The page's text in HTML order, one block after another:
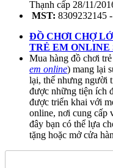
Thạnh cấp 28/11/
MST: 8309232145
ĐỒ CHƠI CHỢ
TRẺ EM
Mua hàng đồ chơi
em online) mang lại
lại, thế nhưng người
được những tiện ích
được triển khai với
online, nơi cung cấp
đây bạn có thể lựa
tặng hoặc mở cửa